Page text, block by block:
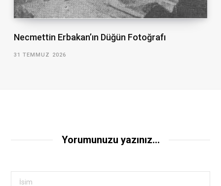
Necmettin Erbakan’ın Düğün Fotoğrafı
31 TEMMUZ 2026
Yorumunuzu yazınız...